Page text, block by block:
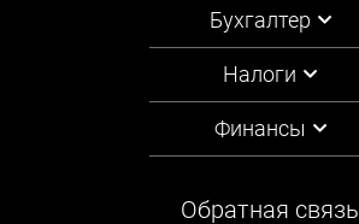
Бухгалтер
Налоги
Финансы
Обратная связь